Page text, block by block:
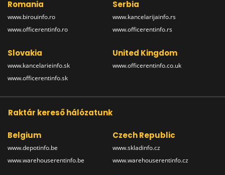
Romania
www.birouinfo.ro
www.officerentinfo.ro
Serbia
www.kancelarijainfo.rs
www.officerentinfo.rs
Slovakia
www.kancelarieinfo.sk
www.officerentinfo.sk
United Kingdom
www.officerentinfo.co.uk
Raktár kereső hálózatunk
Belgium
www.depotinfo.be
www.warehouserentinfo.be
Czech Republic
www.skladinfo.cz
www.warehouserentinfo.cz